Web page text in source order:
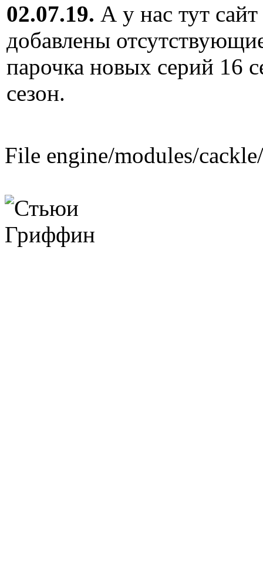
02.07.19. А у нас тут
добавлены
парочка новых серий 16
сезон.
File engine/modules/